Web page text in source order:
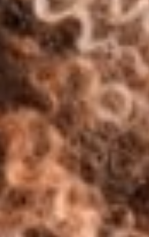
singularité, tenir
Personnalisé
nous développons un
usage trop
que nous devons